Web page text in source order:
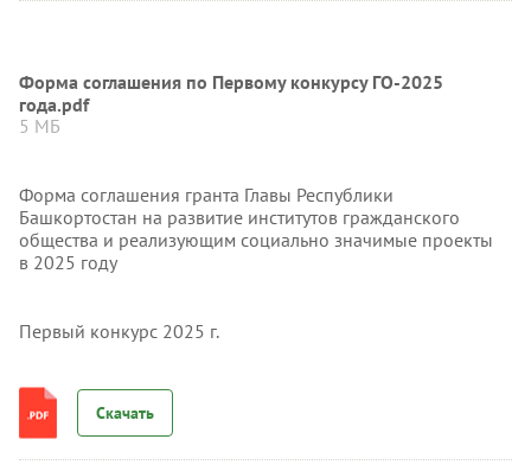
Форма соглашения по Первому конкурсу ГО-2025
года.pdf
5 МБ
Форма соглашения гранта Главы Республики
Башкортостан на развитие институтов гражданского
общества и реализующим социально значимые проекты
в 2025 году
Первый конкурс 2025 г.
Скачать